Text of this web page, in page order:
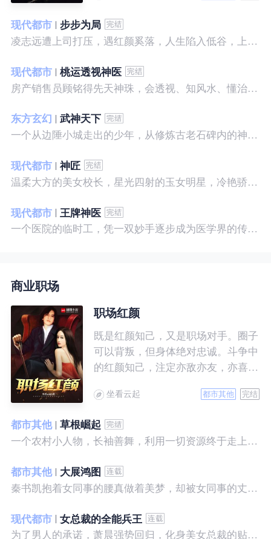
现代都市
步步为局
凌志远遭上司打压，遇红颜奚落，人生陷入低谷，上帝在关上一扇门的同时，势必会留下一扇窗，面对稍纵即逝的机会，他果断出手了……
现代都市
桃运透视神医
房产销售员顾铭得先天神珠，会透视、知风水、懂治病、有神通，开始逆袭人生。
东方玄幻
武神天下
一个从边陲小城走出的少年，从修炼古老石碑内的神秘一式开始，一路高歌狂飙，打造一片属于自己的天下……
现代都市
神匠
温柔大方的美女校长，星光四射的玉女明星，冷艳骄傲的美女特工，一个二个，全都跑来，撒娇撒赖的要他做她们的私房保镖，这是为什么呢？
现代都市
王牌神医
一个医院的临时工，凭一双妙手逐步成为医学界的传奇！ 一个社会底层的小人物，靠一腔热血成为人世间的枭王！ 当佛已经无能为力，便由我来普渡众生——杨风。
商业职场
职场红颜
既是红颜知己，又是职场对手。圈子
可以背叛，但身体绝对忠诚。斗争中
的红颜知己，注定亦敌亦友，亦喜亦
坐看云起 都市其他 完结
都市其他
草根崛起
一个农村小人物，长袖善舞，利用一切资源终于走上人生巅峰
都市其他
大展鸿图
秦书凯抱着女同事的腰真做着美梦，却被女同事的丈夫发现，解释说是正常工作......被打击报复，得到漂亮女邻居的帮助，从此不断高升……
现代都市
女总裁的全能兵王
为了男人的承诺，萧晨强势回归，化身美女总裁的贴身保镖，横扫八方之敌，谱写王者传奇！